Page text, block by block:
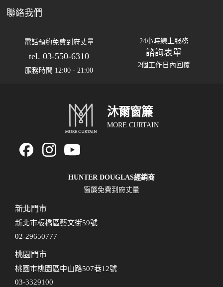
聯絡我們
電話預約免費到府丈量
tel. 03-550-6310
服務時間 12:00 - 21:00
24小時線上服務
諮詢表單
2個工作日內回覆
沐爾窗簾
MORE CURTAIN
HUNTER DOUGLAS經銷商
窗簾免費到府丈量
新北門市
新北市板橋區藝文街59號
02-29650777
桃園門市
桃園市桃園區中山路507巷12號
03-3329100